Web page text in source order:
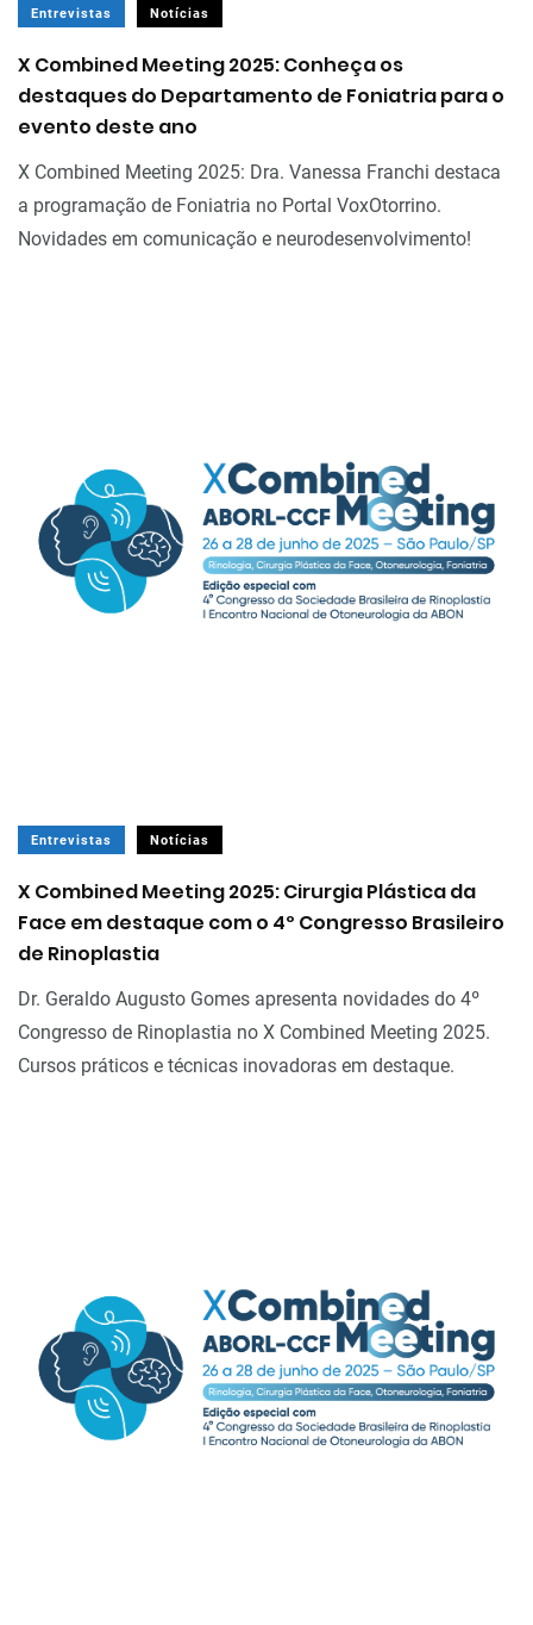
Entrevistas Notícias
X Combined Meeting 2025: Conheça os
destaques do Departamento de Foniatria para o
evento deste ano
X Combined Meeting 2025: Dra. Vanessa Franchi destaca
a programação de Foniatria no Portal VoxOtorrino.
Novidades em comunicação e neurodesenvolvimento!
Entrevistas Notícias
X Combined Meeting 2025: Cirurgia Plástica da
Face em destaque com o 4º Congresso Brasileiro
de Rinoplastia
Dr. Geraldo Augusto Gomes apresenta novidades do 4º
Congresso de Rinoplastia no X Combined Meeting 2025.
Cursos práticos e técnicas inovadoras em destaque.